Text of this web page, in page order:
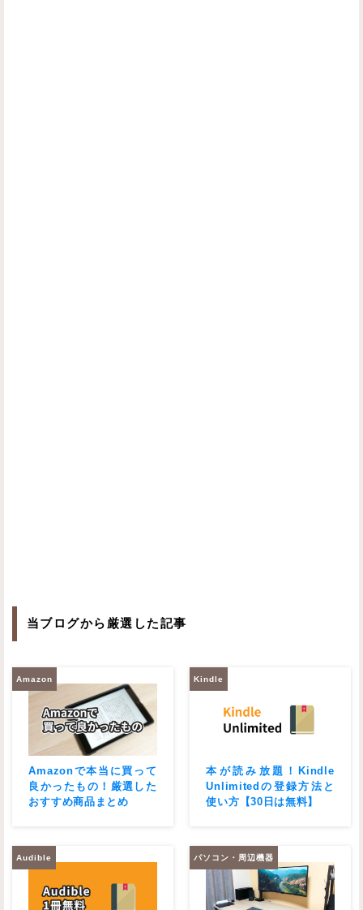
当ブログから厳選した記事
Amazon
Amazonで本当に買って
良かったもの！厳選した
おすすめ商品まとめ
Kindle
本が読み放題！Kindle
Unlimitedの登録方法と
使い方【30日は無料】
Audible パソコン・周辺機器